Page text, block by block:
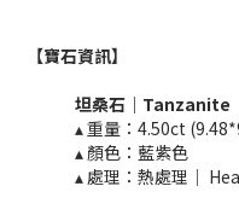
【寶石資訊】
坦桑石｜ ​Tanzanite
▴ 重量： 4.50ct
▴ 顏色：藍紫色
▴ 處理：熱處理｜